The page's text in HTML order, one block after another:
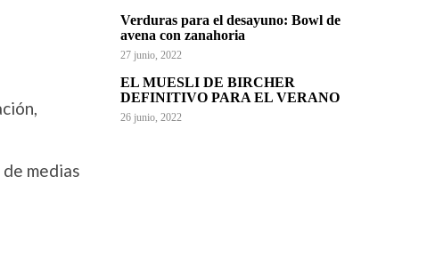
medias
Verduras para el desayuno: Bowl de
avena con zanahoria
27 junio, 2022
EL MUESLI DE BIRCHER
DEFINITIVO PARA EL VERANO
26 junio, 2022